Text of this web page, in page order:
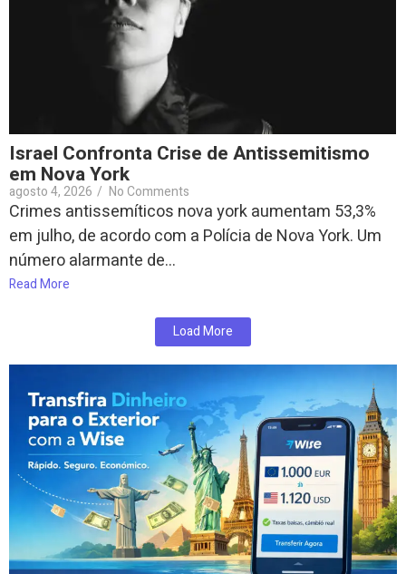
Israel Confronta Crise de Antissemitismo
em Nova York
agosto 4, 2026 / No Comments
Crimes antissemíticos nova york aumentam 53,3%
em julho, de acordo com a Polícia de Nova York. Um
número alarmante de...
Read More
Load More